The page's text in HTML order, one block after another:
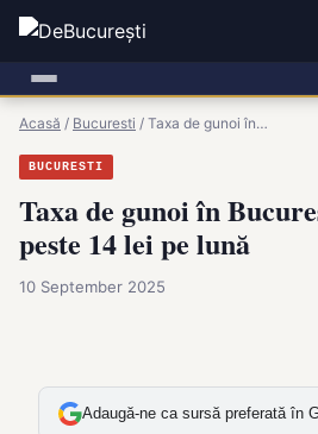
Acasă / Bucuresti / Taxa de gunoi în…
BUCURESTI
Taxa de gunoi în
peste 14 lei pe lună
10 September 2025
Adaugă-ne ca sursă preferată în